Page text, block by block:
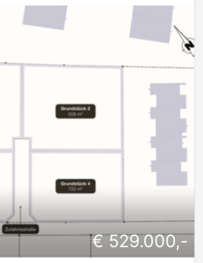
€ 529.000,-